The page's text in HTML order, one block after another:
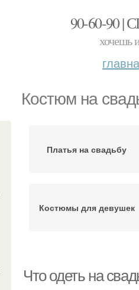
90-60-90
хочешь
Костюм на
Платья на свадьбу
Костюмы для девушек
Что одеть на